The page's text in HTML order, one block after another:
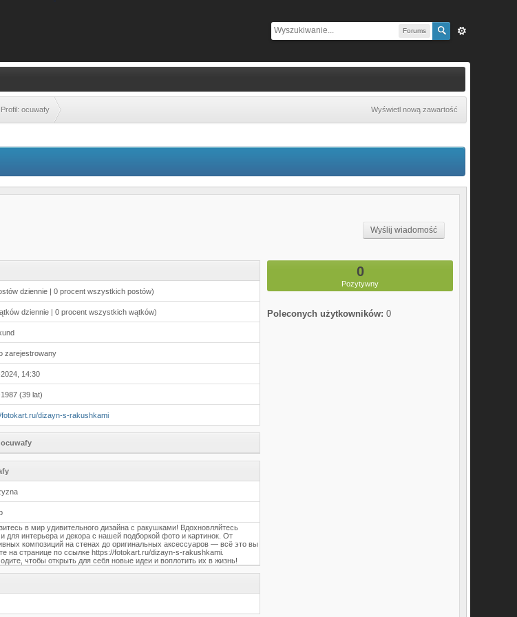
Forums
Profil: ocuwafy Wyświetl nową zawartość
Wyślij wiadomość
dziennie | 0 procent wszystkich postów)
dziennie | 0 procent wszystkich wątków)
zarejestrowany
14:30
(39 lat)
fotokart.ru/dizayn-s-rakushkami
в мир удивительного дизайна с ракушками! Вдохновляйтесь
для интерьера и декора с нашей подборкой фото и картинок. От
композиций на стенах до оригинальных аксессуаров — всё это вы
на странице по ссылке https://fotokart.ru/dizayn-s-rakushkami.
чтобы открыть для себя новые идеи и воплотить их в жизнь!
0
Pozytywny
Poleconych użytkowników: 0